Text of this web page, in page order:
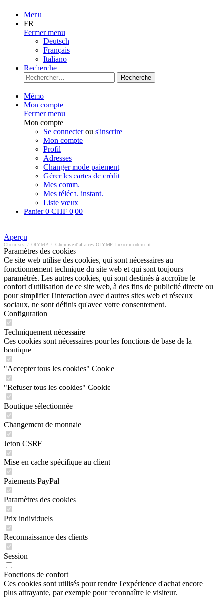
Menu
FR
Fermer menu
Deutsch
Français
Italiano
Recherche
Recherche
Mémo
Mon compte
Fermer menu
Mon compte
Se connecterou s'inscrire
Mon compte
Profil
Adresses
Changer mode paiement
Gérer les cartes de crédit
Mes comm.
Mes téléch. instant.
Liste vœux
Panier0 CHF 0,00
Aperçu
Chemises OLYMP Chemise d'affaires OLYMP Luxor modern fit
Paramètres des cookies
Ce site web utilise des cookies, qui sont nécessaires au
fonctionnement technique du site web et qui sont toujours
paramétrés. Les autres cookies, qui sont destinés à accroître le
confort d'utilisation de ce site web, à des fins de publicité directe ou
pour simplifier l'interaction avec d'autres sites web et réseaux
sociaux, ne sont définis qu'avec votre consentement.
Configuration
Techniquement nécessaire
Ces cookies sont nécessaires pour les fonctions de base de la
boutique.
"Accepter tous les cookies" Cookie
"Refuser tous les cookies" Cookie
Boutique sélectionnée
Changement de monnaie
Jeton CSRF
Mise en cache spécifique au client
Paiements PayPal
Paramètres des cookies
Prix individuels
Reconnaissance des clients
Session
Fonctions de confort
Ces cookies sont utilisés pour rendre l'expérience d'achat encore
plus attrayante, par exemple pour reconnaître le visiteur.